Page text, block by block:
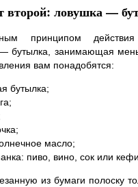
второй: ловушка —
принципом
бутылка, занимающая
вам понадобятся:
бутылка;
масло;
пиво, вино, сок или
из бумаги полоску